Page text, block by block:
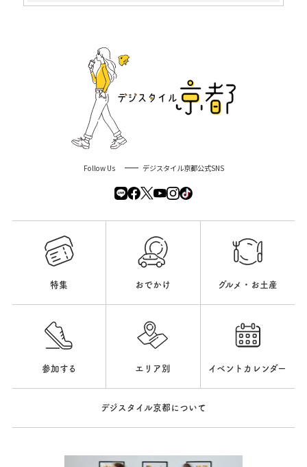
Follow Us デジスタイル京都公式SNS
特集 おでかけ グルメ・お土産
参加する エリア別 イベントカレンダー
デジスタイル京都について